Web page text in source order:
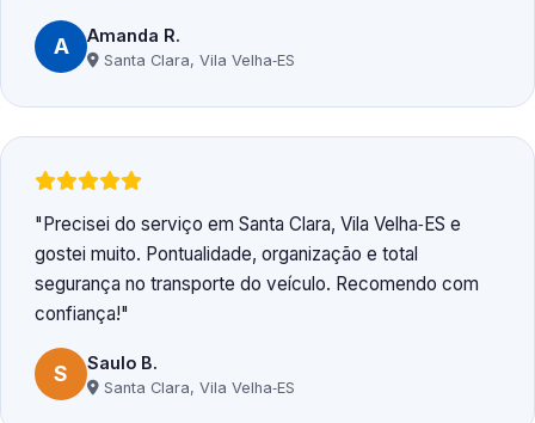
A Amanda R.
Santa Clara, Vila Velha‑ES
Precisei do serviço em Santa Clara, Vila Velha‑ES e
gostei muito. Pontualidade, organização e total
segurança no transporte do veículo. Recomendo com
confiança!
S Saulo B.
Santa Clara, Vila Velha‑ES